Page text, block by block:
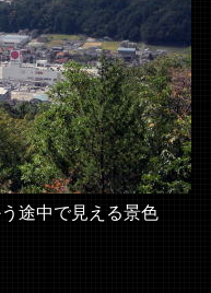
途中で見える景色